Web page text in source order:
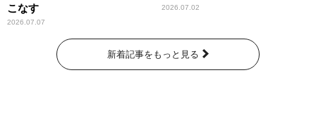
こなす
2026.07.07
2026.07.02
新着記事をもっと見る